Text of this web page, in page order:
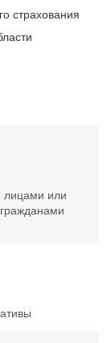
страхования
лицами или